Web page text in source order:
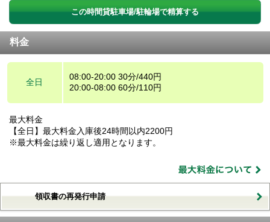
この時間貸駐車場/駐輪場で精算する
料金
全日
08:00-20:00 30分/440円
20:00-08:00 60分/110円
最大料金
【全日】最大料金入庫後24時間以内2200円
※最大料金は繰り返し適用となります。
領収書の再発行申請